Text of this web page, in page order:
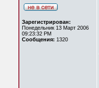
Зарегистрирован:
Понедельник 13 Март 2006
09:23:32 PM
Сообщения: 1320